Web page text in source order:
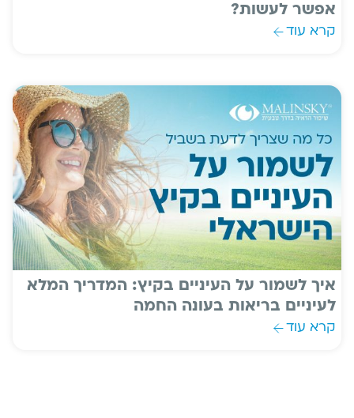
אפשר לעשות?
קרא עוד
איך לשמור על העיניים בקיץ: המדריך המלא
לעיניים בריאות בעונה החמה
קרא עוד